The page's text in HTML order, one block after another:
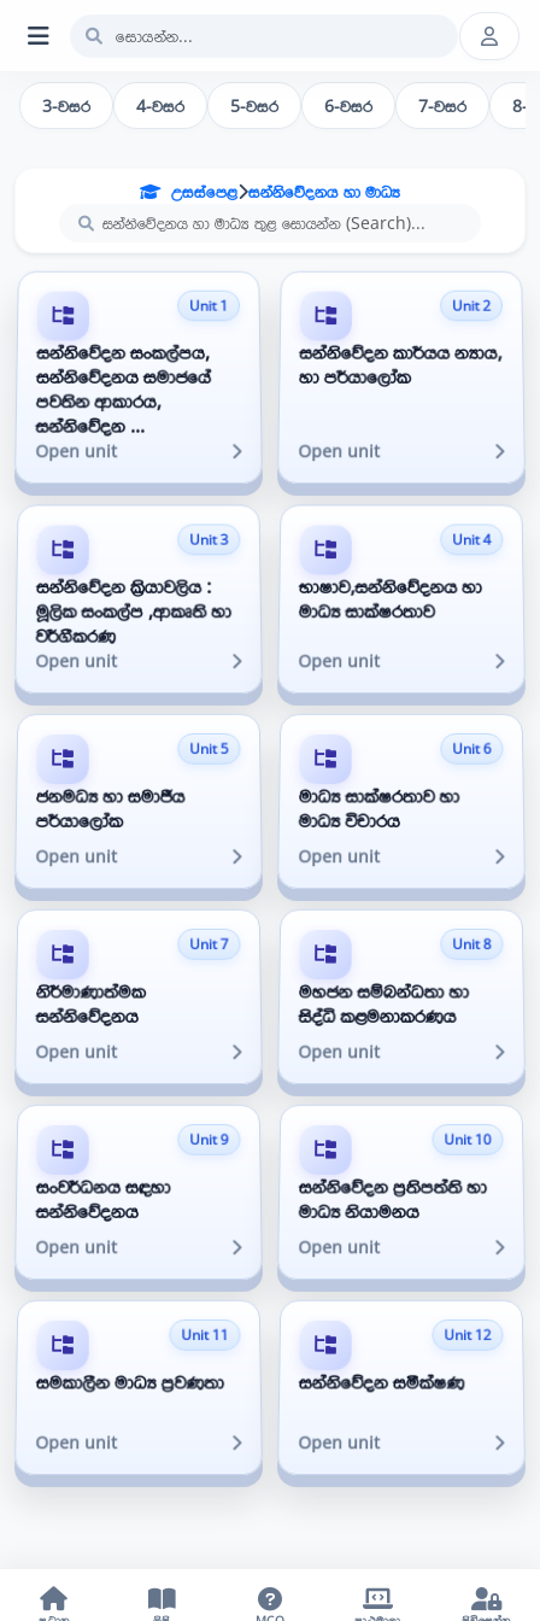
3-වසර 4-වසර 5-වසර 6-වසර 7-වසර 8-
උසස්පෙළ සන්නිවේදනය හා මාධ්‍ය
Unit 1
සන්නිවේදන සංකල්පය,
සන්නිවේදනය සමාජයේ
පවතින ආකාරය,
සන්නිවේදන ...
Open unit
Unit 2
සන්නිවේදන කාර්යය න්‍යාය,
හා පර්යාලෝක
Open unit
Unit 3
සන්නිවේදන ක්‍රියාවලිය :
මූලික සංකල්ප ,ආකෘති හා
වර්ගීකරණ
Open unit
Unit 4
භාෂාව,සන්නිවේදනය හා
මාධ්‍ය සාක්ෂරතාව
Open unit
Unit 5
ජනමධ්‍ය හා සමාජීය
පර්යාලෝක
Open unit
Unit 6
මාධ්‍ය සාක්ෂරතාව හා
මාධ්‍ය විචාරය
Open unit
Unit 7
නිර්මාණාත්මක
සන්නිවේදනය
Open unit
Unit 8
මහජන සම්බන්ධතා හා
සිද්ධි කළමනාකරණය
Open unit
Unit 9
සංවර්ධනය සඳහා
සන්නිවේදනය
Open unit
Unit 10
සන්නිවේදන ප්‍රතිපත්ති හා
මාධ්‍ය නියාමනය
Open unit
Unit 11
සමකාලීන මාධ්‍ය ප්‍රවණතා
Open unit
Unit 12
සන්නිවේදන සමීක්ෂණ
Open unit